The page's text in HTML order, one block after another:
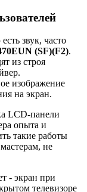
звук, часто
(SF)(F2).
из строя
изображение
на экран.
LCD-панели
опыта и
такие работы
не
- экран при
телевизоре